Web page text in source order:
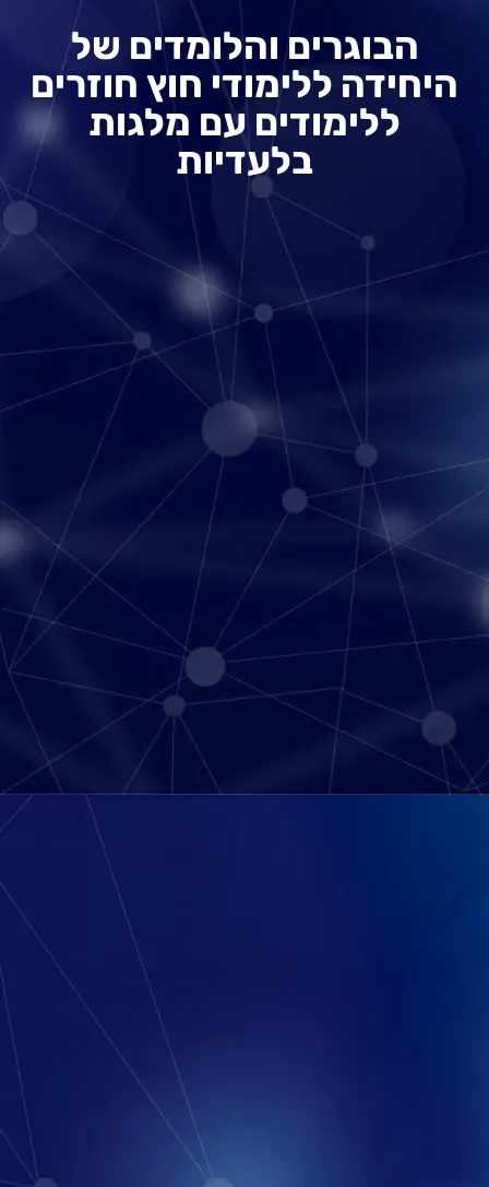
הבוגרים והלומדים של
היחידה ללימודי חוץ חוזרים
ללימודים עם מלגות
בלעדיות